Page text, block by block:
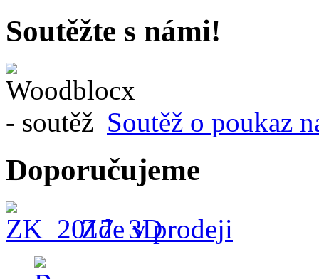
Soutěžte s námi!
Soutěž o poukaz
Doporučujeme
Zde v prodeji